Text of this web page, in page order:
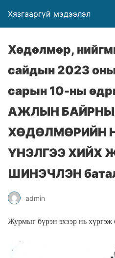
Хязгааргүй мэдээлэл
Хөдөлмөр,
сайдын 2023 оны
сарын 10-ны
АЖЛЫН БАЙРНЫ
ХӨДӨЛМӨРИЙН
ҮНЭЛГЭЭ ХИЙХ
ШИНЭЧЛЭН
admin
Журмыг бүрэн эхээр нь хүргэж